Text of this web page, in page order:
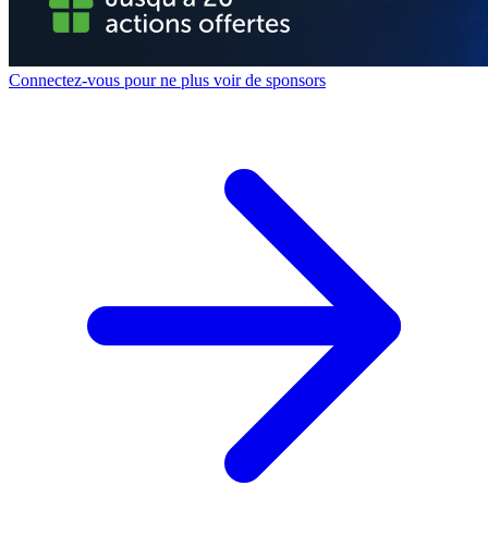
Connectez-vous pour ne plus voir de sponsors